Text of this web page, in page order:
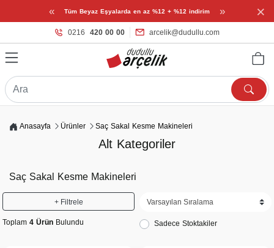
« Tüm Beyaz Eşyalarda en az %12 + %12 indirim » ×
0216 420 00 00 arcelik@dudullu.com
Anasayfa Ürünler Saç Sakal Kesme Makineleri
Alt Kategoriler
Saç Sakal Kesme Makineleri
+ Filtrele
Toplam 4 Ürün Bulundu Sadece Stoktakiler